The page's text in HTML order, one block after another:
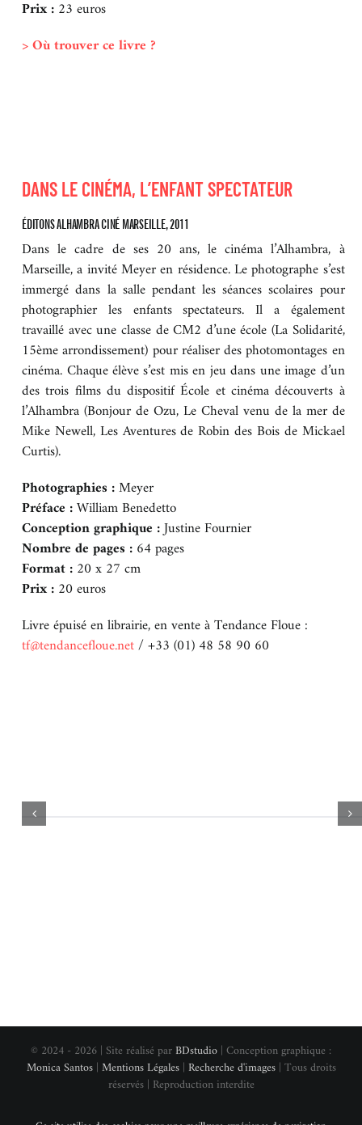
Prix : 23 euros
> Où trouver ce livre ?
DANS LE CINÉMA, L’ENFANT SPECTATEUR
ÉDITONS ALHAMBRA CINÉ MARSEILLE, 2011
Dans le cadre de ses 20 ans, le cinéma l’Alhambra, à
Marseille, a invité Meyer en résidence. Le photographe s’est
immergé dans la salle pendant les séances scolaires pour
photographier les enfants spectateurs. Il a également
travaillé avec une classe de CM2 d’une école (La Solidarité,
15ème arrondissement) pour réaliser des photomontages en
cinéma. Chaque élève s’est mis en jeu dans une image d’un
des trois films du dispositif École et cinéma découverts à
l’Alhambra (Bonjour de Ozu, Le Cheval venu de la mer de
Mike Newell, Les Aventures de Robin des Bois de Mickael
Curtis).
Photographies :Meyer
Préface :William Benedetto
Conception graphique :Justine Fournier
Nombre de pages : 64 pages
Format : 20 x 27 cm
Prix : 20 euros
Livre épuisé en librairie, en vente à Tendance Floue :
tf@tendancefloue.net/ +33 (01) 48 58 90 60
© 2024 - 2026 | Site réalisé parBDstudio | Conception graphique :
Monica Santos| Mentions Légales| Recherche d'images| Tous droits
réservés | Reproduction interdite